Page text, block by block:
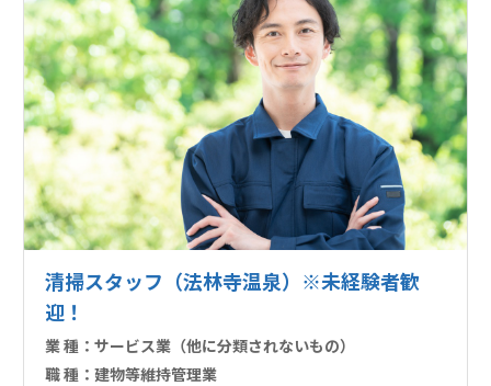
清掃スタッフ（法林寺温泉）※未経験者歓
迎！
業 種： サービス業（他に分類されないもの）
職 種： 建物等維持管理業